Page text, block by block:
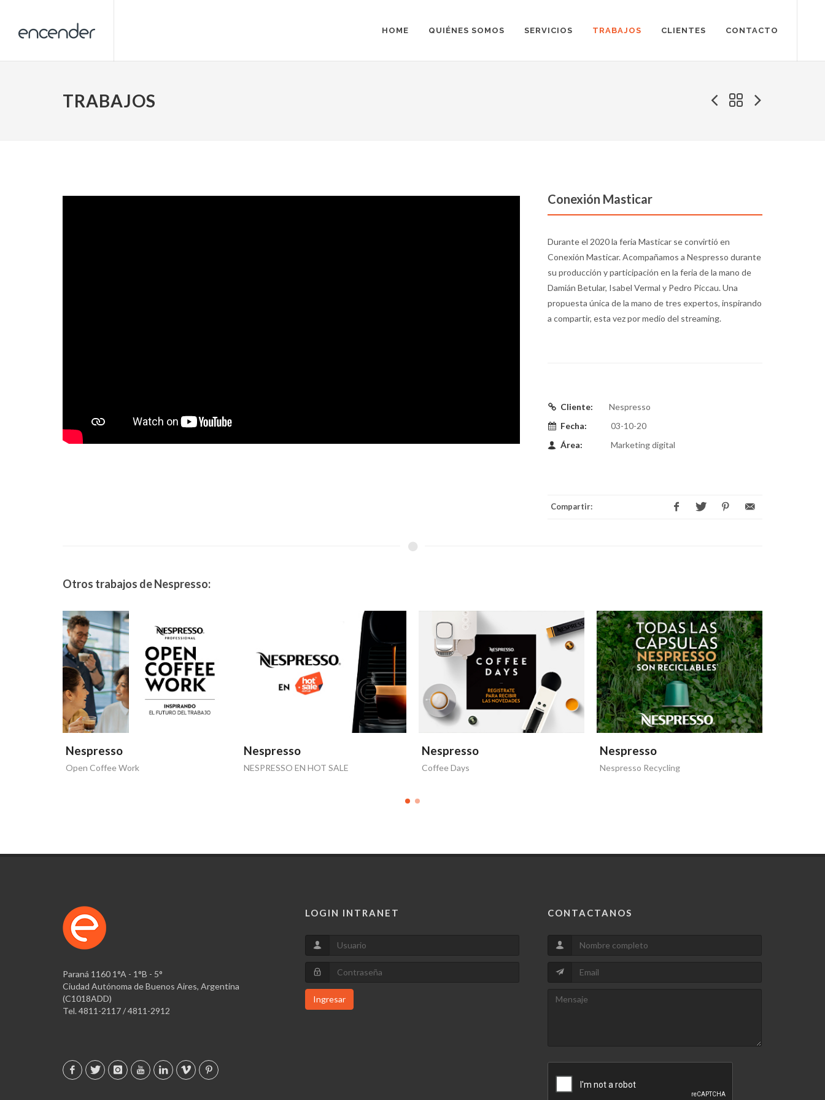
HOME QUIÉNES SOMOS SERVICIOS TRABAJOS CLIENTES CONTACTO
TRABAJOS
Conexión Masticar
Durante el 2020 la feria Masticar se convirtió en
Conexión Masticar. Acompañamos a Nespresso durante
su producción y participación en la feria de la mano de
Damián Betular, Isabel Vermal y Pedro Piccau. Una
propuesta única de la mano de tres expertos, inspirando
a compartir, esta vez por medio del streaming.
Cliente:
Nespresso
Fecha:
03-10-20
Área:
Marketing digital
Compartir:
Otros trabajos de Nespresso:
Nespresso
Open Coffee Work
Nespresso
NESPRESSO EN HOT SALE
Nespresso
Coffee Days
Nespresso
Nespresso Recycling
Paraná 1160 1°A - 1°B - 5°
Ciudad Autónoma de Buenos Aires, Argentina
(C1018ADD)
Tel. 4811-2117 / 4811-2912
LOGIN INTRANET
Ingresar
CONTACTANOS